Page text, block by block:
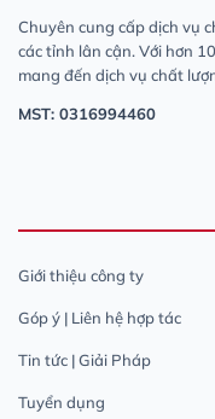
Chuyên cung cấp dịch vụ
các tỉnh lân cận. Với hơn
mang đến dịch vụ chất
MST: 0316994460
Giới thiệu công ty
Góp ý | Liên hệ hợp tác
Tin tức | Giải Pháp
Tuyển dụng